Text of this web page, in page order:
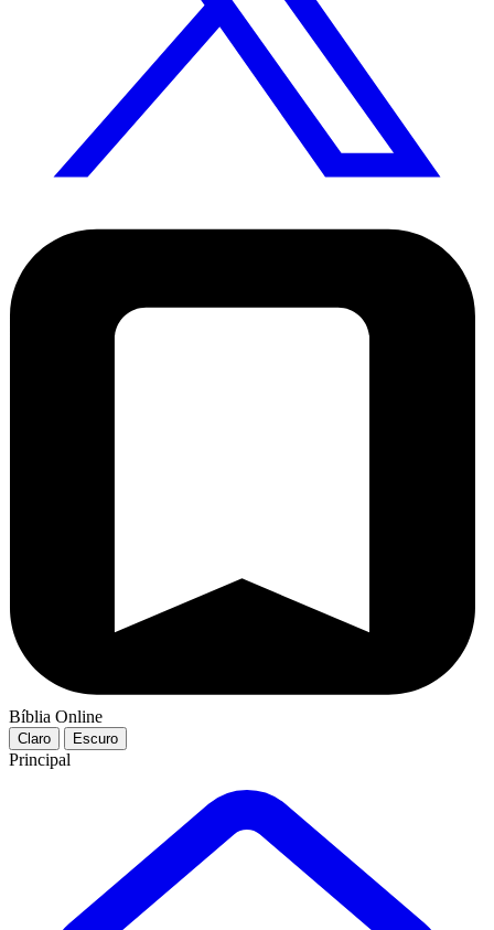
Bíblia Online
Claro Escuro
Principal